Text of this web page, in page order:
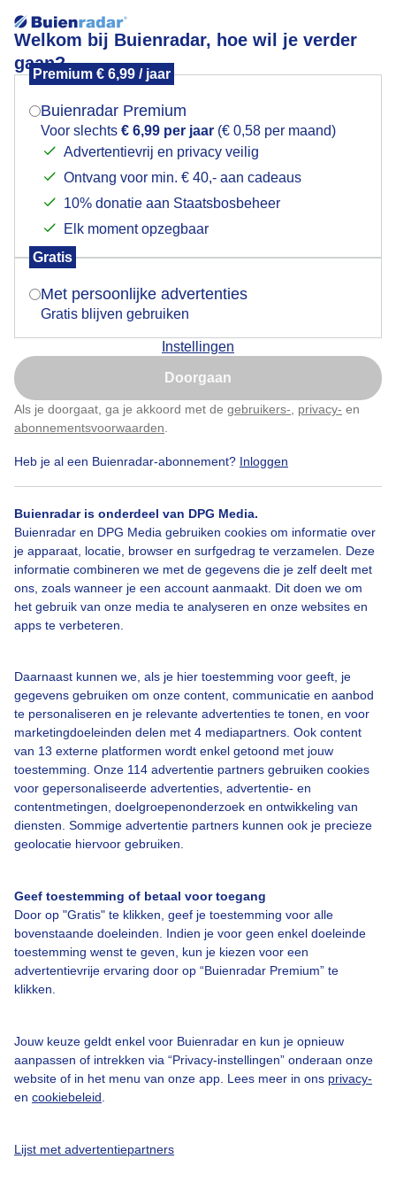
Welkom bij Buienradar, hoe wil je verder
gaan?
Premium € 6,99 / jaar
Buienradar Premium
Voor slechts € 6,99 per jaar (€ 0,58 per maand)
Advertentievrij en privacy veilig
Ontvang voor min. € 40,- aan cadeaus
10% donatie aan Staatsbosbeheer
Elk moment opzegbaar
Gratis
Met persoonlijke advertenties
Gratis blijven gebruiken
Instellingen
Doorgaan
Als je doorgaat, ga je akkoord met de gebruikers- privacy- en
abonnementsvoorwaarden
Heb je al een Buienradar-abonnement? Inloggen
Buienradar is onderdeel van DPG Media.
Buienradar en DPG Media gebruiken cookies om informatie over
je apparaat, locatie, browser en surfgedrag te verzamelen. Deze
informatie combineren we met de gegevens die je zelf deelt met
ons, zoals wanneer je een account aanmaakt. Dit doen we om
het gebruik van onze media te analyseren en onze websites en
apps te verbeteren.
Daarnaast kunnen we, als je hier toestemming voor geeft, je
gegevens gebruiken om onze content, communicatie en aanbod
te personaliseren en je relevante advertenties te tonen, en voor
marketingdoeleinden delen met 4 mediapartners. Ook content
van 13 externe platformen wordt enkel getoond met jouw
toestemming. Onze 114 advertentie partners gebruiken cookies
voor gepersonaliseerde advertenties, advertentie- en
contentmetingen, doelgroepenonderzoek en ontwikkeling van
diensten. Sommige advertentie partners kunnen ook je precieze
geolocatie hiervoor gebruiken.
Geef toestemming of betaal voor toegang
Door op "Gratis" te klikken, geef je toestemming voor alle
bovenstaande doeleinden. Indien je voor geen enkel doeleinde
toestemming wenst te geven, kun je kiezen voor een
advertentievrije ervaring door op “Buienradar Premium” te
klikken.
Jouw keuze geldt enkel voor Buienradar en kun je opnieuw
aanpassen of intrekken via “Privacy-instellingen” onderaan onze
website of in het menu van onze app. Lees meer in ons privacy-
en cookiebeleid
Lijst met advertentiepartners
Wisselvalligeweer met wind zon en buien!
Door: Nely V Frankenhuijzen Gemaakt: 11-05-2026, 14x bekeken
Een moment geduld aub...
Over Buienradar
Bedrijfsgegevens
Veelgestelde vragen
Contact
Gebruikersvoorwaarden
Adverteren
Buienradar Team
Privacy beleid
Privacy instellingen
Gratis weerdata
Buienradar
Mogen we je locatie gebruiken voor het
Indien je hier nog geen akkoord op hebt gegeven,
verschijnt er zo een pop-up uit je browser waarin
Is goed, toon de popup
Nu niet, misschien later
Klik hierom dit aan te passen